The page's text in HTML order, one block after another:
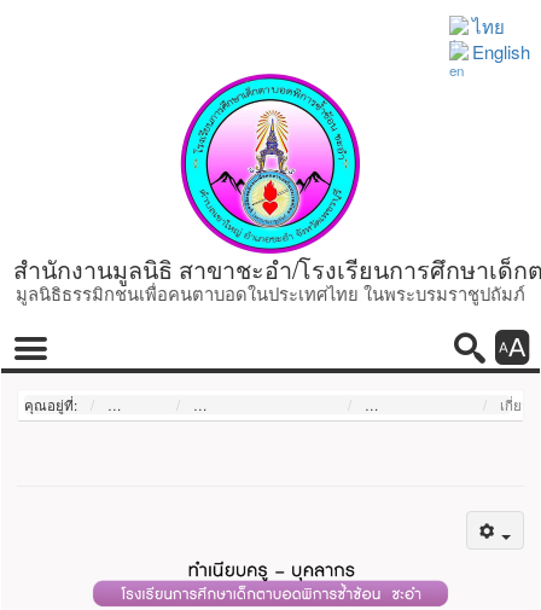
ไทย
English
สำนักงานมูลนิธิ สาขาชะอำ/โรงเรียนการศึกษาเด็
มูลนิธิธรรมิกชนเพื่อคนตาบอดในประเทศไทย ในพระบรมราชูปถัมภ์
เมนูหลัก
เมนู
ค้นห
ค้นหา โหมด
คุณอยู่ที่: หน้าแรก เกี่ยวกับสำนักงานสาขา วิสัยทัศน์ พันธกิจ เกี่ยวกั